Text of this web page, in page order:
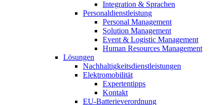
Integration & Sprachen
Personaldienstleistung
Personal Management
Solution Management
Event & Logistic Management
Human Resources Management
Lösungen
Nachhaltigkeitsdienstleistungen
Elektromobilität
Expertentipps
Kontakt
EU-Batterieverordnung